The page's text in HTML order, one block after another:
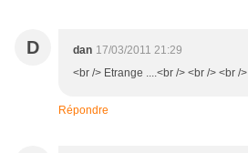
D dan 17/03/2011 21:29
<br /> Etrange ....<br /> <br /> <br />
Répondre